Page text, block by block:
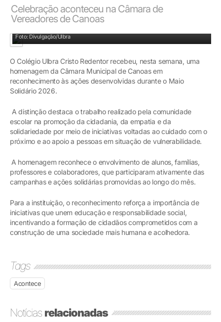
Celebração aconteceu na Câmara de
Vereadores de Canoas
Foto: Divulgação/Ulbra
O Colégio Ulbra Cristo Redentor recebeu, nesta semana, uma
homenagem da Câmara Municipal de Canoas em
reconhecimento às ações desenvolvidas durante o Maio
Solidário 2026.
A distinção destaca o trabalho realizado pela comunidade
escolar na promoção da cidadania, da empatia e da
solidariedade por meio de iniciativas voltadas ao cuidado com o
próximo e ao apoio a pessoas em situação de vulnerabilidade.
A homenagem reconhece o envolvimento de alunos, famílias,
professores e colaboradores, que participaram ativamente das
campanhas e ações solidárias promovidas ao longo do mês.
Para a instituição, o reconhecimento reforça a importância de
iniciativas que unem educação e responsabilidade social,
incentivando a formação de cidadãos comprometidos com a
construção de uma sociedade mais humana e acolhedora.
Tags
Acontece
Notíciasrelacionadas